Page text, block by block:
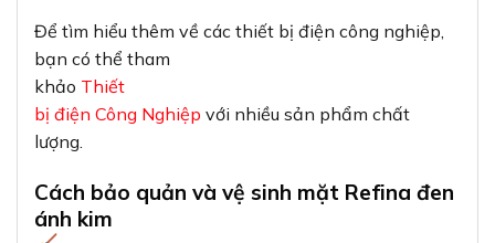
Để tìm hiểu thêm về các thiết bị điện công nghiệp,
bạn có thể tham
khảo Thiết
bị điện Công Nghiệp với nhiều sản phẩm chất
lượng.
Cách bảo quản và vệ sinh mặt Refina đen
ánh kim